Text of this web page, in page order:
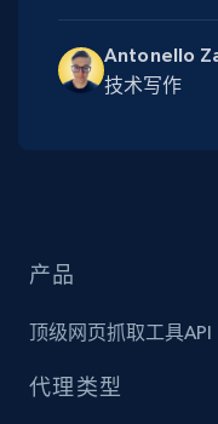
Antonello
技术写作
产品
顶级网页抓取工具API
代理类型